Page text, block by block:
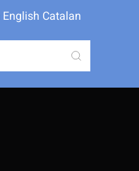
English Catalan